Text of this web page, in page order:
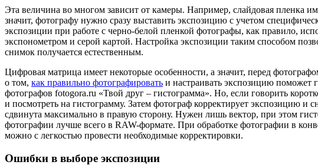
Эта величина во многом зависит от камеры. Например, слайдовая пленка
значит, фотографу нужно сразу выставить экспозицию с учетом
экспозиции при работе с черно-белой пленкой фотографы, как правило,
экспонометром и серой картой. Настройка экспозиции таким способом
снимок получается естественным.
Цифровая матрица имеет некоторые особенности, а значит, перед
о том, как правильно фотографировать и настраивать экспозицию поможет
фотографов fotogora.ru «Твой друг – гистограмма». Но, если говорить
и посмотреть на гистограмму. Затем фотограф корректирует экспозицию и
сдвинута максимально в правую сторону. Нужен лишь вектор, при этом
фотографии лучше всего в RAW-формате. При обработке фотографии в
можно с легкостью провести необходимые корректировки.
Ошибки в выборе экспозиции